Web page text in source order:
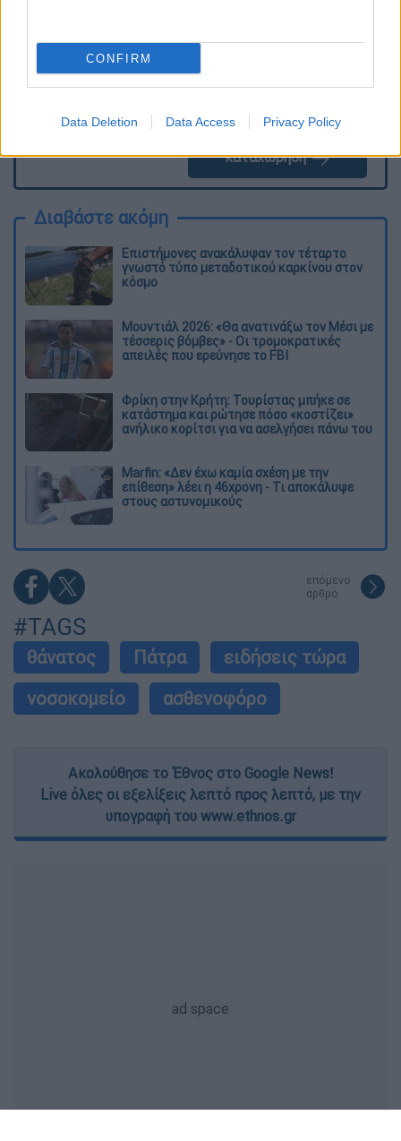
CONFIRM
Data Deletion Data Access Privacy Policy
καταχώρηση
Διαβάστε ακόμη
Επιστήμονες ανακάλυψαν τον τέταρτο
γνωστό τύπο μεταδοτικού καρκίνου στον
κόσμο
Μουντιάλ 2026: «Θα ανατινάξω τον Μέσι με
τέσσερις βόμβες» - Οι τρομοκρατικές
απειλές που ερεύνησε το FBI
Φρίκη στην Κρήτη: Τουρίστας μπήκε σε
κατάστημα και ρώτησε πόσο «κοστίζει»
ανήλικο κορίτσι για να ασελγήσει πάνω του
Marfin: «Δεν έχω καμία σχέση με την
επίθεση» λέει η 46χρονη - Τι αποκάλυψε
στους αστυνομικούς
επόμενο
άρθρο
#TAGS
θάνατος Πάτρα
ειδήσεις τώρα
νοσοκομείο
ασθενοφόρο
Ακολούθησε το Έθνος στο Google News!
Live όλες οι εξελίξεις λεπτό προς λεπτό, με την
υπογραφή του www.ethnos.gr